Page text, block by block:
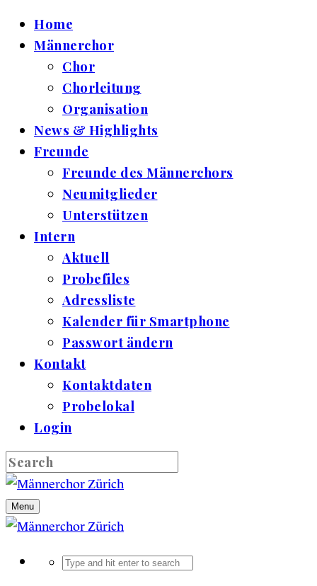
Home
Männerchor
Chor
Chorleitung
Organisation
News & Highlights
Freunde
Freunde des Männerchors
Neumitglieder
Unterstützen
Intern
Aktuell
Probefiles
Adressliste
Kalender für Smartphone
Passwort ändern
Kontakt
Kontaktdaten
Probelokal
Login
Menu